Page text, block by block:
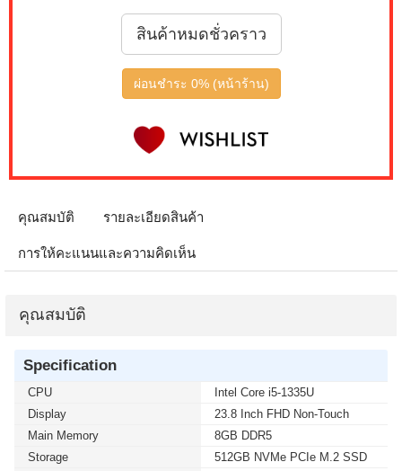
สินค้าหมดชั่วคราว
ผ่อนชำระ 0% (หน้าร้าน)
คุณสมบัติ รายละเอียดสินค้า
การให้คะแนนและความคิดเห็น
คุณสมบัติ
Specification
CPU
Intel Core i5-1335U
Display
23.8 Inch FHD Non-Touch
Main Memory
8GB DDR5
Storage
512GB NVMe PCIe M.2 SSD